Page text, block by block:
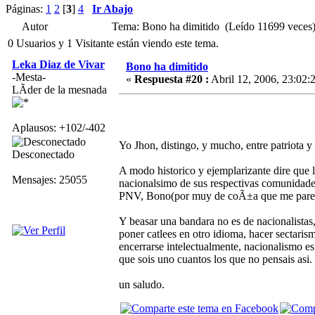
Páginas: 1 2 [3] 4
Ir Abajo
Autor
Tema: Bono ha dimitido (Leído 11699 veces)
0 Usuarios y 1 Visitante están viendo este tema.
Leka Diaz de Vivar
-Mesta-
LÃ­der de la mesnada
Aplausos: +102/-402
Desconectado
Mensajes: 25055
Bono ha dimitido
« Respuesta #20 : Abril 12, 2006,
Yo Jhon, distingo, y mucho, entre patriota
A modo historico y ejemplarizante dire
nacionalsimo de sus respectivas
PNV, Bono(por muy de coÃ±a que me
Y beasar una bandara no es de
poner catlees en otro idioma, hacer
encerrarse intelectualmente, nacionalismo
que sois uno cuantos los que no pensais asi.
un saludo.